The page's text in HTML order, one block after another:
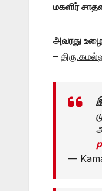
மகளிர்
அவரது
–
—